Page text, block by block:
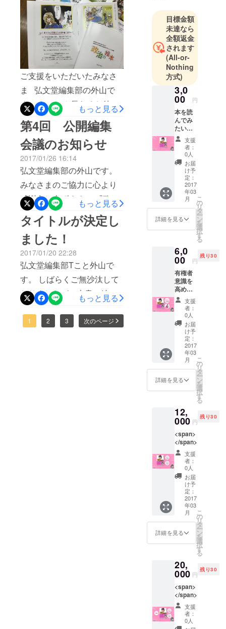
早くても来週末です。 みな
さまのお手元には必ずその
前にお届けいたします。 楽
しみにお待ちくださいね。
もちろん、とってもすてき
に仕上がっていますよ！
た。 つきましては、3月26
日（日）に『政治の絵本』
出版記念パーティを開催し
たいと存じます。 日時：3
月26日（日）12時～15時く
らい 場所：東京都内（詳細
未定） 暫定会場として渋谷
のマンガサロントリガーを
予定しておりますが、収容
人数にかぎりがございます
ため、参加予定者が30名以
上になった場合は別の会場
を探します。 その場合、レ
ストランなどの貸し切りを
検討しますので、別途ラン
チ代の実費を頂戴する可能
性がございます。できるか
ぎりみなさまに金銭的なご
負担をかけない場所を探し
ますので、ご理解のほどお
願い申し上げます。 つきま
しては、参加権をおもちの
みなさまに後日メールをさ
し上げますので、現時点で
ご支援をいただいたみなさ
ま 弘文堂編集部の外山で
す。 たいへん長らくお待た
せいたしました！ たかまつ
なな著『政治の絵本』は無
事に責了作業を終え、現
在、印刷に入っておりま
す。 進捗のご連絡が遅れま
したため、みなさまにご心
配をおかけし、申し訳ござ
いません。 でも、どうかご
安心ください。 おかげさま
でとても素敵な本に仕上が
りました！ たかまつななさ
んはタイムリミットぎりぎ
りまで言葉の一つ一つにこ
だわり、写真や色のチェッ
クにも手抜きはありません
でした。さすがでございま
もっと見る
第4回 公開編集
会議のお知らせ
2017/01/26 16:14
弘文堂編集部の外山です。
みなさまのご協力に心より
感謝申し上げます。 『政治
の絵本――現役東大生のお
笑い芸人が偏差値44の高校
の投票率を84％にした授業
―』は3月中旬刊行を目指し
て、これから追い込み作業
に入ります。ご期待くださ
い！ ということで、最後の
公開編集会議を2月5日
（日）に開催いたします。
もっと見る
タイトルが決定し
ました！
2017/01/20 22:28
弘文堂編集部Tこと外山で
す。 しばらくご無沙汰して
おりましたが、本書の編集
は順調に進んでおります。
これまでに３回の公開編集
もっと見る
1 2 3 次のページ
る。
18才選挙権
を機に、若
者と政治の
距離を縮め
るために、
株式会社笑
下村塾を設
芸能活動を
する一方、
東京大学大
学院情報学
環教育部、
慶應義塾大
学大学院政
策メディア
研究科で学
業に勤しみ
ながら、講
ポジウム・
ショップ・
イベント企
画など手が
ける。
お笑い界の
池上彰目指
し、「笑え
る！政治教
育ショー」
会社笑下村
塾を設立
し、主権者
教育の普
及・啓発を
行う。
資格：中学
校教諭一種
免許状(社
会)/高等学校
教諭一種免
許状(地歴・
R-1ぐらんぷ
り2013セミ
ファイナリ
スト/日本テ
レビ「ワラ
チャン！」
目標金額
未達なら
全額返金
されます
(All-or-
Nothing
方式)
3,0
00 円
本を読
んでみ
たい！
という
方に
うって
つけの
プラン
です。
書籍が
完成し
ました
ら、サ
インを
入れて
お送り
いただ
きま
す。
支援
者：
0人
お届
け予
定：
2017
年03
月
詳細を見る
こ
の
リ
タ
ー
ン
を
選
択
す
る
6,0
00 円
残り30
有権者
意識を
高めた
いとい
う目的
に共感
いただ
いた方
のプラ
ンで
す。 保
存用と
布教用
の2冊
セット
で購入
す。 さ
らに、
保存用
にのみ
直筆サ
インを
入れて
お送り
いたし
ます！
支援
者：
0人
お届
け予
定：
2017
年03
月
詳細を見る
こ
の
リ
タ
ー
ン
を
選
択
す
る
12,
000 円
残り30
<span>
</span>
支援
者：
0人
お届
け予
定：
2017
年03
月
詳細を見る
こ
の
リ
タ
ー
ン
を
選
択
す
る
20,
000 円
残り30
<span>
</span>
支援
者：
0人